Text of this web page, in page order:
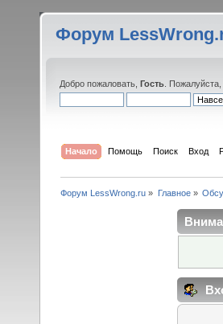
Форум
Добро пожаловать, Гость . Пожалуйста,
Начало Помощь Поиск Вход
Форум LessWrong.ru » Главное»